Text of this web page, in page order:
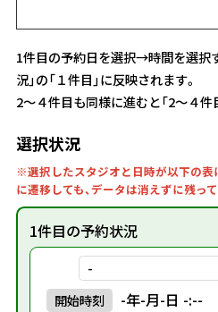
1件目の予約日を選択→時間を選択
況」の「１件目」に反映されます。
2～４件目も同様に進むと「2～４件
選択状況
※選択したスタジオと日時が以下の表
に遷移しても、データは消えずに残って
1件目の予約状況
-
開始時刻 -年-月-日 -:--